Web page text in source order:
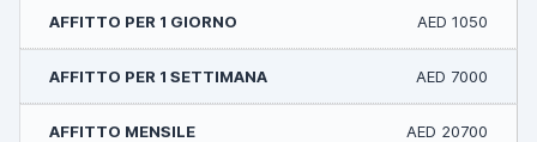
AED 1050
AED 7000
AED 20700